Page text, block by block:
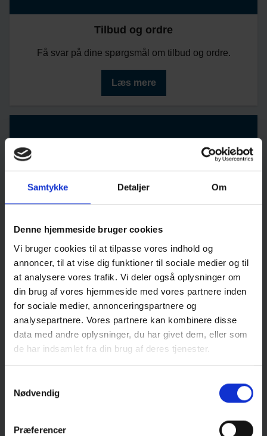
Samtykke Detaljer Om
Denne hjemmeside bruger cookies
Vi bruger cookies til at tilpasse vores indhold og
annoncer, til at vise dig funktioner til sociale medier og til
at analysere vores trafik. Vi deler også oplysninger om
din brug af vores hjemmeside med vores partnere inden
for sociale medier, annonceringspartnere og
analysepartnere. Vores partnere kan kombinere disse
data med andre oplysninger, du har givet dem, eller som
de har indsamlet fra din brug af deres tjenester.
Nødvendig
Præferencer
Tilbud og ordre
Få svar på dine spørgsmål om tilbud og ordre.
Læs mere
Få svar på dine spørgsmål om betaling.
Læs mere